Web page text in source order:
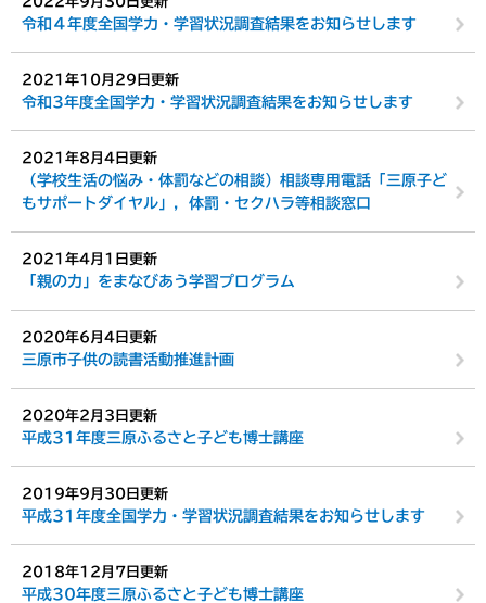
令和４年度全国学力・学習状況調査結果をお知らせします
2021年10月29日更新
令和3年度全国学力・学習状況調査結果をお知らせします
2021年8月4日更新
（学校生活の悩み・体罰などの相談）相談専用電話「三原子ど
もサポートダイヤル」，体罰・セクハラ等相談窓口
2021年4月1日更新
「親の力」をまなびあう学習プログラム
2020年6月4日更新
三原市子供の読書活動推進計画
2020年2月3日更新
平成31年度三原ふるさと子ども博士講座
2019年9月30日更新
平成31年度全国学力・学習状況調査結果をお知らせします
2018年12月7日更新
平成30年度三原ふるさと子ども博士講座